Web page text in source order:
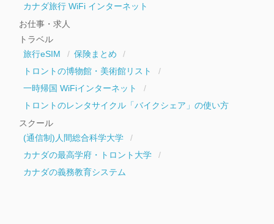
カナダ旅行 WiFi インターネット
お仕事・求人
トラベル
旅行eSIM
保険まとめ
トロントの博物館・美術館リスト
一時帰国 WiFiインターネット
トロントのレンタサイクル「バイクシェア」の使い方
スクール
(通信制)人間総合科学大学
カナダの最高学府・トロント大学
カナダの義務教育システム